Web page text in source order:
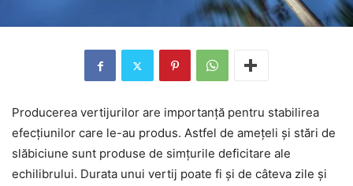
Producerea vertijurilor are importanță pentru stabilirea
efecțiunilor care le-au produs. Astfel de amețeli și stări de
slăbiciune sunt produse de simțurile deficitare ale
echilibrului. Durata unui vertij poate fi și de câteva zile și